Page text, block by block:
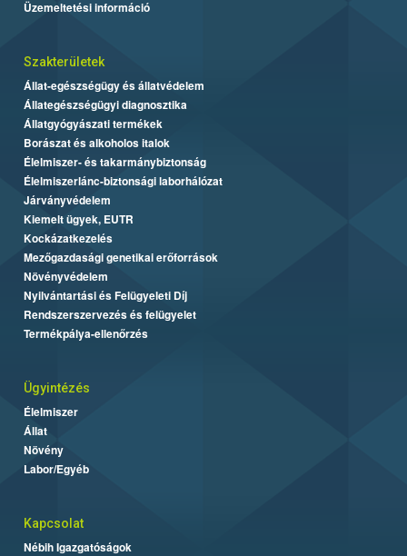
Üzemeltetési információ
Szakterületek
Állat-egészségügy és állatvédelem
Állategészségügyi diagnosztika
Állatgyógyászati termékek
Borászat és alkoholos italok
Élelmiszer- és takarmánybiztonság
Élelmiszerlánc-biztonsági laborhálózat
Járványvédelem
Kiemelt ügyek, EUTR
Kockázatkezelés
Mezőgazdasági genetikai erőforrások
Növényvédelem
Nyilvántartási és Felügyeleti Díj
Rendszerszervezés és felügyelet
Termékpálya-ellenőrzés
Ügyintézés
Élelmiszer
Állat
Növény
Labor/Egyéb
Kapcsolat
Nébih Igazgatóságok